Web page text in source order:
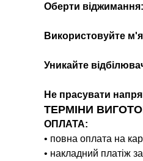
Оберти віджимання:
Використовуйте
Уникайте
Не прасувати
ТЕРМІНИ
ОПЛАТА:
• повна оплата на
• накладний платіж